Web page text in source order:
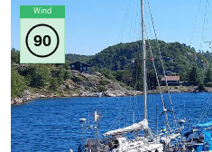
Wind
90